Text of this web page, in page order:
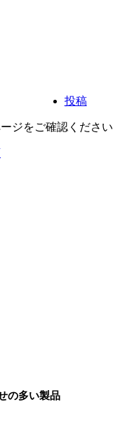
投稿
ジをご確認ください
の多い製品